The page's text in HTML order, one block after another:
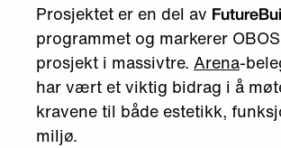
Prosjektet er en del av
programmet og markerer
prosjekt i massivtre. Arena-
har vært et viktig bidrag i å
kravene til både estetikk,
miljø.